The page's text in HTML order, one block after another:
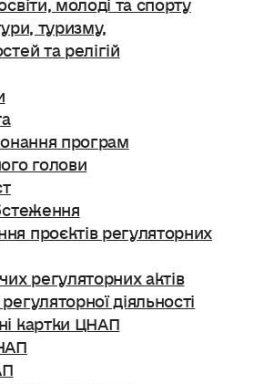
туризму,
та релігій
програм
голови
проєктів регуляторних
регуляторних актів
діяльності
картки ЦНАП